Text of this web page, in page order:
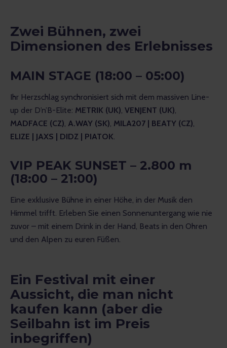
Zwei Bühnen, zwei
Dimensionen des Erlebnisses
MAIN STAGE (18:00 – 05:00)
Ihr Herzschlag synchronisiert sich mit dem massiven Line-
up der D’n’B-Elite: METRIK (UK), VENJENT (UK),
MADFACE (CZ), A.WAY (SK), MILA207 | BEATY (CZ),
ELIZE | JAXS | DIDZ | PIATOK.
VIP PEAK SUNSET – 2.800 m
(18:00 – 21:00)
Eine exklusive Bühne in einer Höhe, in der Musik den
Himmel trifft. Erleben Sie einen Sonnenuntergang wie nie
zuvor – mit einem Drink in der Hand, Beats in den Ohren
und den Alpen zu euren Füßen.
Ein Festival mit einer
Aussicht, die man nicht
kaufen kann (aber die
Seilbahn ist im Preis
inbegriffen)